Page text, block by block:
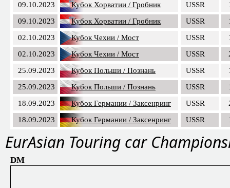
09.10.2023
Кубок Хорватии / Гробник USSR
09.10.2023
Кубок Хорватии / Гробник USSR
02.10.2023
Кубок Чехии / Мост USSR
02.10.2023
Кубок Чехии / Мост USSR
25.09.2023
Кубок Польши / Познань USSR
25.09.2023
Кубок Польши / Познань USSR
18.09.2023
Кубок Германии / Заксенринг USSR
18.09.2023
Кубок Германии / Заксенринг USSR
EurAsian Touring car
DM